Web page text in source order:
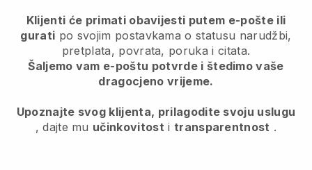
Klijenti će primati obavijesti putem e-pošte ili
gurati po svojim postavkama o statusu narudžbi,
pretplata, povrata, poruka i citata.
Šaljemo vam e-poštu potvrde i štedimo vaše
dragocjeno vrijeme.
Upoznajte svog klijenta, prilagodite svoju uslugu
, dajte mu učinkovitost i transparentnost .